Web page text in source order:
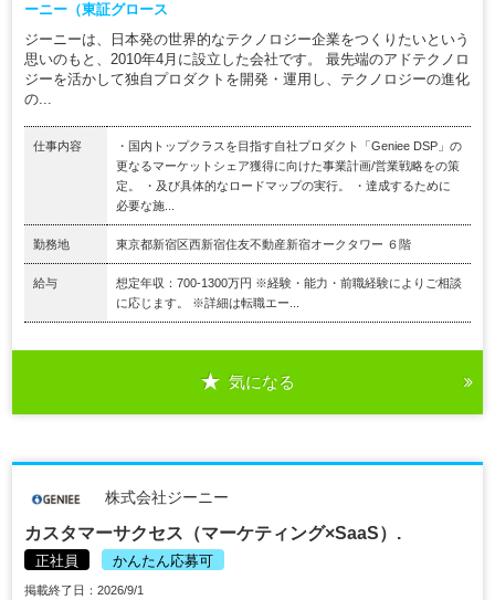
ーニー（東証グロース
ジーニーは、日本発の世界的なテクノロジー企業をつくりたいという
思いのもと、2010年4月に設立した会社です。 最先端のアドテクノロ
ジーを活かして独自プロダクトを開発・運用し、テクノロジーの進化
の...
仕事内容
・国内トップクラスを目指す自社プロダクト「Geniee DSP」の
更なるマーケットシェア獲得に向けた事業計画/営業戦略をの策
定。 ・及び具体的なロードマップの実行。 ・達成するために
必要な施...
勤務地 東京都新宿区西新宿住友不動産新宿オークタワー ６階
給与
想定年収：700-1300万円 ※経験・能力・前職経験によりご相談
に応じます。 ※詳細は転職エー...
気になる
株式会社ジーニー
カスタマーサクセス（マーケティング×SaaS）.
正社員 かんたん応募可
掲載終了日：2026/9/1